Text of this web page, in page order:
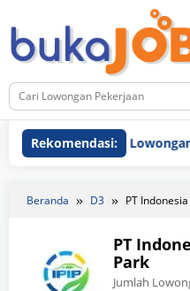
ke
konten
Rekomendasi:Lowongan
Beranda D3 PT
PT
Park
Jumlah